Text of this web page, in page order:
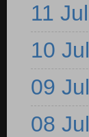
11 Jul
10 Jul
09 Jul
08 Jul